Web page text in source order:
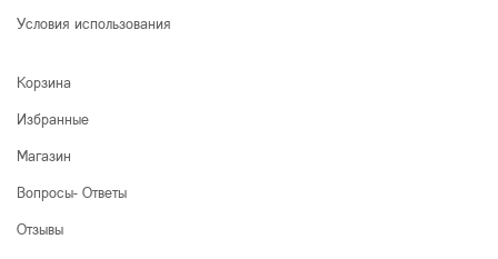
Условия использования
Корзина
Избранные
Магазин
Вопросы- Ответы
Отзывы